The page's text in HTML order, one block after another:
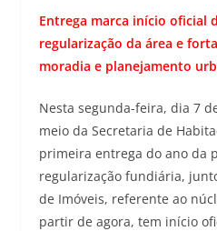
Entrega marca início oficial
regularização da área e
moradia e planejamento
Nesta segunda-feira, dia 7
meio da Secretaria de
primeira entrega do ano da
regularização fundiária,
de Imóveis, referente ao
partir de agora, tem início